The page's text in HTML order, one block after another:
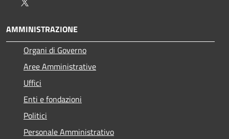
AMMINISTRAZIONE
Organi di Governo
Aree Amministrative
Uffici
Enti e fondazioni
Politici
Personale Amministrativo